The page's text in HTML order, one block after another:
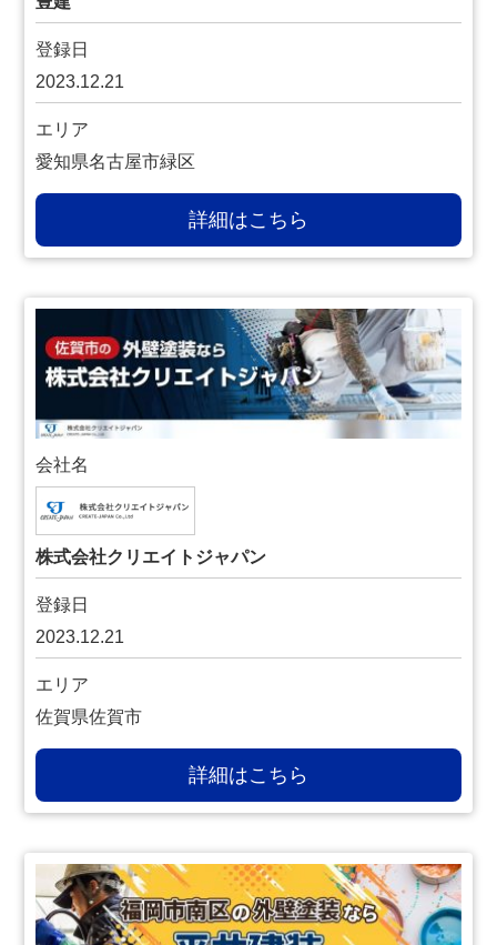
登録日
2023.12.21
エリア
愛知県名古屋市緑区
詳細はこちら
会社名
株式会社クリエイトジャパン
登録日
2023.12.21
エリア
佐賀県佐賀市
詳細はこちら